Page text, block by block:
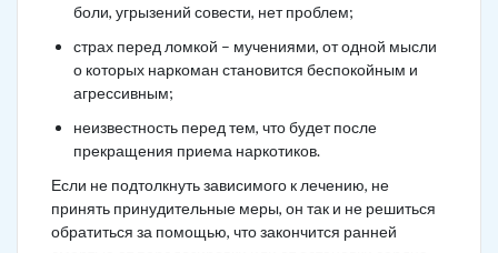
боли, угрызений совести, нет проблем;
страх перед ломкой – мучениями, от одной мысли
о которых наркоман становится беспокойным и
агрессивным;
неизвестность перед тем, что будет после
прекращения приема наркотиков.
Если не подтолкнуть зависимого к лечению, не
принять принудительные меры, он так и не решиться
обратиться за помощью, что закончится ранней